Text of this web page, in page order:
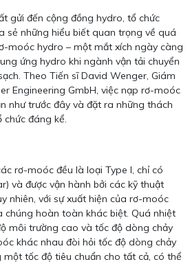
gửi đến cộng đồng hydro, tổ chức
sẻ những hiểu biết quan trọng về quá
moóc hydro – một mắt xích ngày càng
ứng hydro khi ngành vận tải chuyển
Theo Tiến sĩ David Wenger, Giám
Engineering GmbH, việc nạp rơ-moóc
như trước đây và đặt ra những thách
chức đáng kể.
rơ-moóc đều là loại Type I, chỉ có
và được vận hành bởi các kỹ thuật
nhiên, với sự xuất hiện của rơ-moóc
chúng hoàn toàn khác biệt. Quá nhiệt
môi trường cao và tốc độ dòng chảy
khác nhau đòi hỏi tốc độ dòng chảy
một tốc độ tiêu chuẩn cho tất cả, có thể